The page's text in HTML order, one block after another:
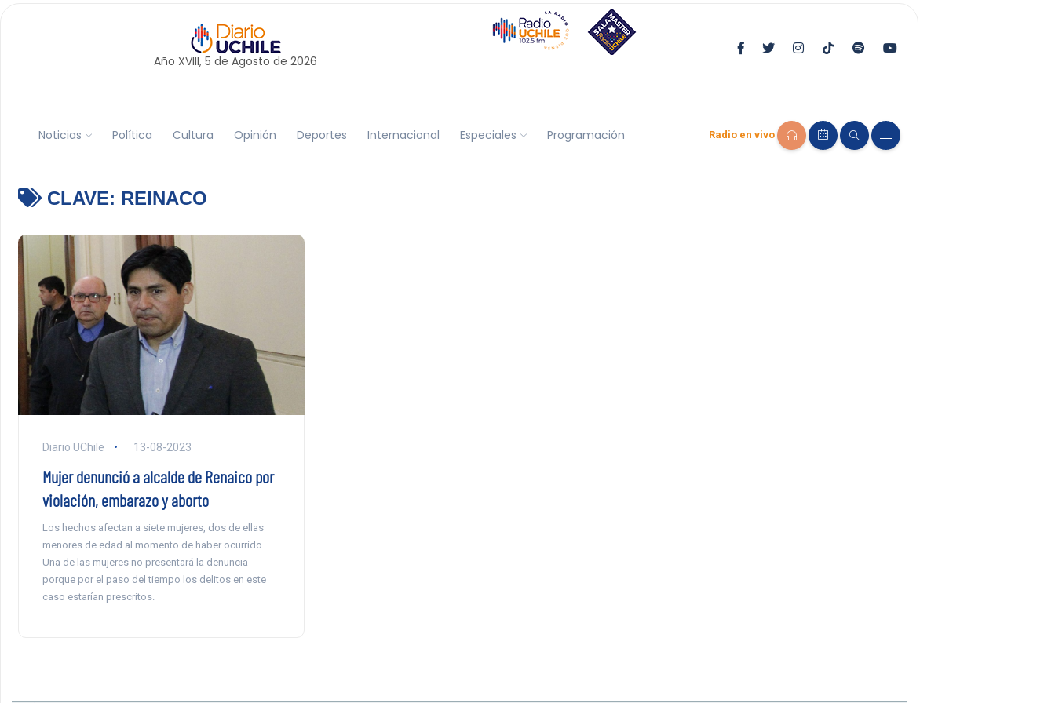
Año XVIII, 5 de Agosto de 2026
Noticias Política Cultura Opinión Deportes Internacional Especiales Programación Radio en vivo
CLAVE: REINACO
Diario UChile 13-08-2023
Mujer denunció a alcalde de Renaico por
violación, embarazo y aborto
Los hechos afectan a siete mujeres, dos de ellas
menores de edad al momento de haber ocurrido.
Una de las mujeres no presentará la denuncia
porque por el paso del tiempo los delitos en este
caso estarían prescritos.